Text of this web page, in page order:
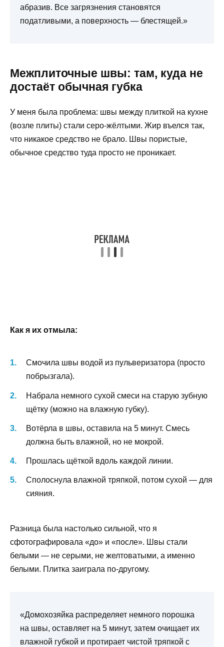
абразив. Все загрязнения становятся
податливыми, а поверхность — блестящей.»
Межплиточные швы: там, куда не
достаёт обычная губка
У меня была проблема: швы между плиткой на кухне
(возле плиты) стали серо-жёлтыми. Жир въелся так,
что никакое средство не брало. Швы пористые,
обычное средство туда просто не проникает.
Как я их отмыла:
Смочила швы водой из пульверизатора (просто
побрызгала).
Набрала немного сухой смеси на старую зубную
щётку (можно на влажную губку).
Вотёрла в швы, оставила на 5 минут. Смесь
должна быть влажной, но не мокрой.
Прошлась щёткой вдоль каждой линии.
Сполоснула влажной тряпкой, потом сухой — для
сияния.
Разница была настолько сильной, что я
сфотографировала «до» и «после». Швы стали
белыми — не серыми, не желтоватыми, а именно
белыми. Плитка заиграла по-другому.
«Домохозяйка распределяет немного порошка
на швы, оставляет на 5 минут, затем очищает их
влажной губкой и протирает чистой тряпкой с